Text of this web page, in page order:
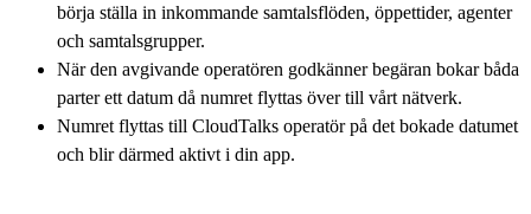
börja ställa in inkommande samtalsflöden, öppettider, agenter
och samtalsgrupper.
När den avgivande operatören godkänner begäran bokar båda
parter ett datum då numret flyttas över till vårt nätverk.
Numret flyttas till CloudTalks operatör på det bokade datumet
och blir därmed aktivt i din app.